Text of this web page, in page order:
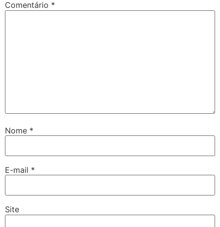
Comentário *
Nome *
E-mail *
Site